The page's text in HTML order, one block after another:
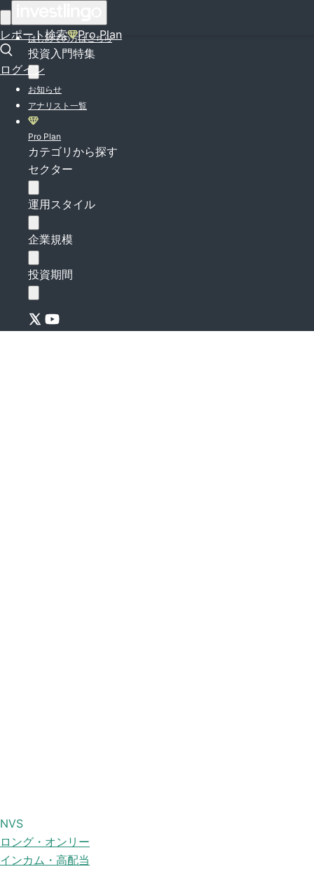
レポート検索 Pro Plan
ログイン
はじめての方はこちら
投資入門特集
お知らせ
アナリスト一覧
Pro Plan
カテゴリから探す
セクター
運用スタイル
企業規模
投資期間
NVS
ロング・オンリー
インカム・高配当